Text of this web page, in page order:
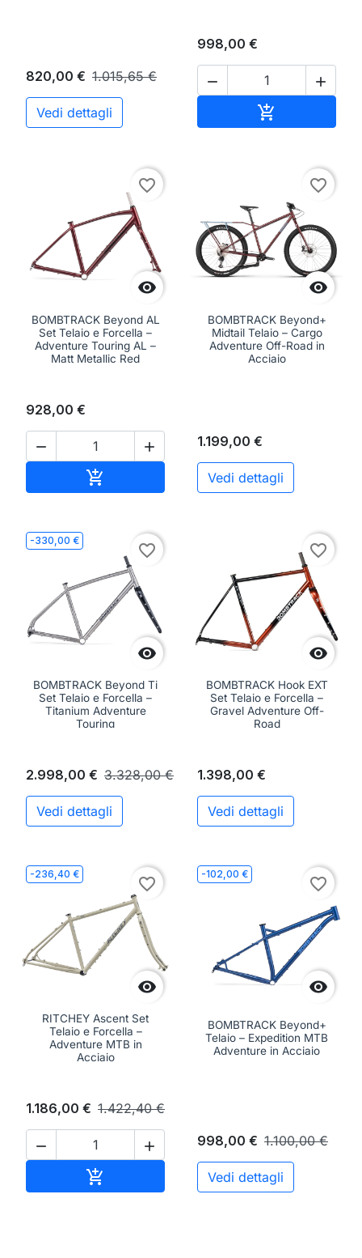
820,00 € 1.015,65 €
Vedi dettagli
998,00 €
 


favorite_border
BOMBTRACK Beyond AL
Set Telaio e Forcella –
Adventure Touring AL –
Matt Metallic Red
928,00 €
 
 Aggiungi al carrello

favorite_border
BOMBTRACK Beyond+
Midtail Telaio – Cargo
Adventure Off-Road in
Acciaio
1.199,00 €
Vedi dettagli
-330,00 €

favorite_border
BOMBTRACK Beyond Ti
Set Telaio e Forcella –
Titanium Adventure
Touring
2.998,00 € 3.328,00 €
Vedi dettagli

favorite_border
BOMBTRACK Hook EXT
Set Telaio e Forcella –
Gravel Adventure Off-
Road
1.398,00 €
Vedi dettagli
-236,40 €

favorite_border
RITCHEY Ascent Set
Telaio e Forcella –
Adventure MTB in
Acciaio
1.186,00 € 1.422,40 €
 
 Aggiungi al carrello
-102,00 €

favorite_border
BOMBTRACK Beyond+
Telaio – Expedition MTB
Adventure in Acciaio
998,00 € 1.100,00 €
Vedi dettagli